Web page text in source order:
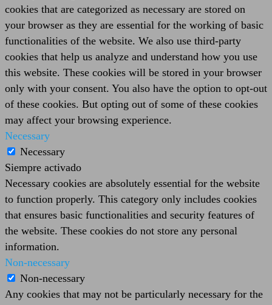
cookies that are categorized as necessary are stored on
your browser as they are essential for the working of basic
functionalities of the website. We also use third-party
cookies that help us analyze and understand how you use
this website. These cookies will be stored in your browser
only with your consent. You also have the option to opt-out
of these cookies. But opting out of some of these cookies
may affect your browsing experience.
Necessary
Necessary
Siempre activado
Necessary cookies are absolutely essential for the website
to function properly. This category only includes cookies
that ensures basic functionalities and security features of
the website. These cookies do not store any personal
information.
Non-necessary
Non-necessary
Any cookies that may not be particularly necessary for the